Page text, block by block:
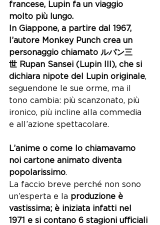
francese, Lupin fa un viaggio
molto più lungo.
In Giappone, a partire dal 1967,
l’autore Monkey Punch crea un
personaggio chiamato ルパン三
世 Rupan Sansei (Lupin III), che si
dichiara nipote del Lupin originale,
seguendone le sue orme, ma il
tono cambia: più scanzonato, più
ironico, più incline alla commedia
e all’azione spettacolare.
L’anime o come lo chiamavamo
noi cartone animato diventa
popolarissimo.
La faccio breve perché non sono
un’esperta e la produzione è
vastissima; è iniziata infatti nel
1971 e si contano 6 stagioni ufficiali